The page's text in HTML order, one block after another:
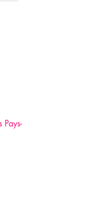
Pays-